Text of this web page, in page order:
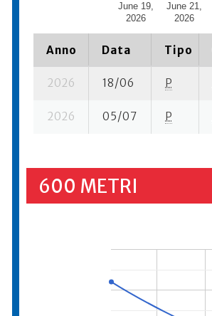
June 19,
2026
June 21,
2026
Anno Data Tipo
2026 18/06 P
2026 05/07 P
600 METRI